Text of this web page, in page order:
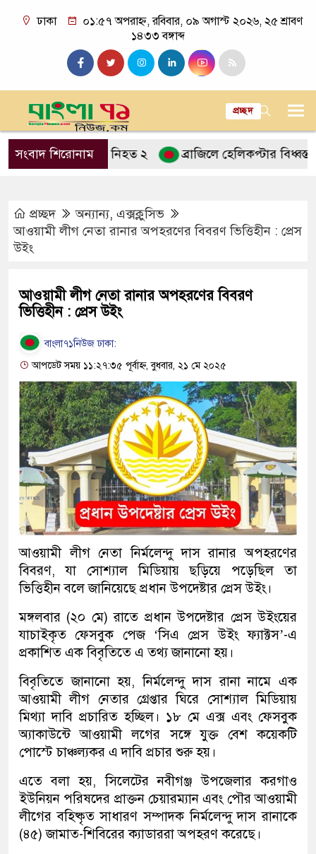
ঢাকা
০১:৫৭ অপরাহ্ন, রবিবার, ০৯ অগাস্ট ২০২৬, ২৫ শ্রাবণ
১৪৩৩ বঙ্গাব্দ
প্রচ্ছদ
সংবাদ শিরোনাম
ধাক্কায় নিহত ২ ব্রাজিলে হেলিকপ্টার বিধ্বস্ত হয়ে
প্রচ্ছদ অন্যান্য, এক্সক্লুসিভ
আওয়ামী লীগ নেতা রানার অপহরণের বিবরণ ভিত্তিহীন : প্রেস
উইং
আওয়ামী লীগ নেতা রানার অপহরণের বিবরণ
ভিত্তিহীন : প্রেস উইং
বাংলা৭১নিউজ ঢাকা:
আপডেট সময় ১১:২৭:৩৫ পূর্বাহ্ন, বুধবার, ২১ মে ২০২৫
আওয়ামী লীগ নেতা নির্মলেন্দু দাস রানার অপহরণের
বিবরণ, যা সোশ্যাল মিডিয়ায় ছড়িয়ে পড়েছিল তা
ভিত্তিহীন বলে জানিয়েছে প্রধান উপদেষ্টার প্রেস উইং।
মঙ্গলবার (২০ মে) রাতে প্রধান উপদেষ্টার প্রেস উইংয়ের
যাচাইকৃত ফেসবুক পেজ ‘সিএ প্রেস উইং ফ্যাক্টস’-এ
প্রকাশিত এক বিবৃতিতে এ তথ্য জানানো হয়।
বিবৃতিতে জানানো হয়, নির্মলেন্দু দাস রানা নামে এক
আওয়ামী লীগ নেতার গ্রেপ্তার ঘিরে সোশ্যাল মিডিয়ায়
মিথ্যা দাবি প্রচারিত হচ্ছিল। ১৮ মে এক্স এবং ফেসবুক
অ্যাকাউন্টে আওয়ামী লগের সঙ্গে যুক্ত বেশ কয়েকটি
পোস্টে চাঞ্চল্যকর এ দাবি প্রচার শুরু হয়।
এতে বলা হয়, সিলেটের নবীগঞ্জ উপজেলার করগাও
ইউনিয়ন পরিষদের প্রাক্তন চেয়ারম্যান এবং পৌর আওয়ামী
লীগের বহিষ্কৃত সাধারণ সম্পাদক নির্মলেন্দু দাস রানাকে
(৪৫) জামাত-শিবিরের ক্যাডাররা অপহরণ করেছে।